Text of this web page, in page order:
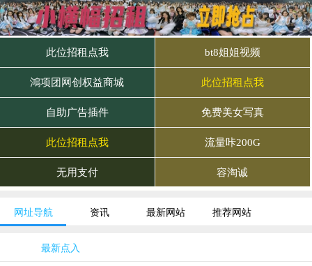
网址导航 资讯 最新网站 推荐网站
最新点入